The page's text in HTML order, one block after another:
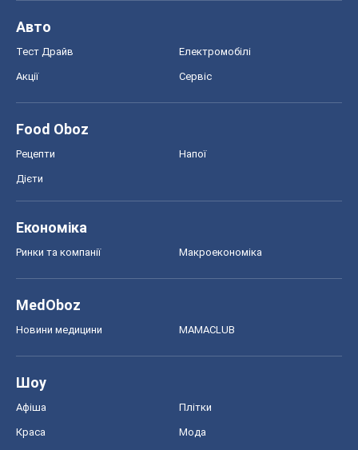
Авто
Тест Драйв Електромобілі
Акції Сервіс
Food Oboz
Рецепти Напої
Дієти
Економіка
Ринки та компанії Макроекономіка
MedOboz
Новини медицини MAMACLUB
Шоу
Афіша Плітки
Краса Мода